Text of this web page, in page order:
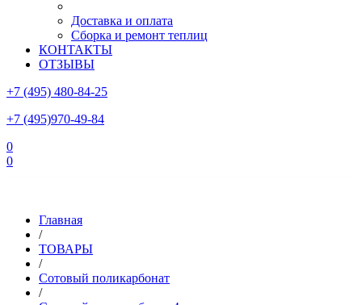
Доставка и оплата
Сборка и ремонт теплиц
КОНТАКТЫ
ОТЗЫВЫ
+7 (495) 480-84-25
+7 (495)970-49-84
0
0
Главная
/
ТОВАРЫ
/
Сотовый поликарбонат
/